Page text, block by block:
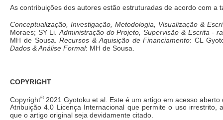
As contribuições dos autores estão estruturadas de acordo com a
Conceptualização, Investigação, Metodologia, Visualização &
Moraes; SY Li.Administração do Projeto, Supervisão & Escrita -
MH de Sousa.Recursos & Aquisição de Financiamento: CL
Dados & Análise Formal: MH de Sousa.
COPYRIGHT
Copyright©2021 Gyotoku et al. Este é um artigo em acesso
Atribuição 4.0 Licença Internacional que permite o uso
que o artigo original seja devidamente citado.